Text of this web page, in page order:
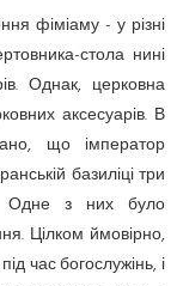
фіміаму - у різні
стола нині
Однак, церковна
аксесуарів. В
що імператор
базиліці три
Одне з них було
Цілком ймовірно,
час богослужінь, і